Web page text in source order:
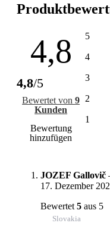
4,8
4,8/5
Bewertet von9
Kunden
Bewertung
hinzufügen
5
4
3
2
1
JOZEF Gallovič
17. Dezember
Bewertet 5 aus 5
Slovakia